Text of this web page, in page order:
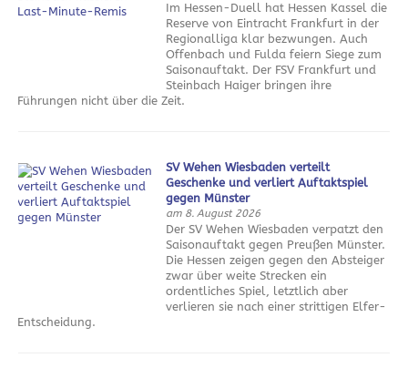
Im Hessen-Duell hat Hessen Kassel die
Reserve von Eintracht Frankfurt in der
Regionalliga klar bezwungen. Auch
Offenbach und Fulda feiern Siege zum
Saisonauftakt. Der FSV Frankfurt und
Steinbach Haiger bringen ihre
Führungen nicht über die Zeit.
SV Wehen Wiesbaden verteilt
Geschenke und verliert Auftaktspiel
gegen Münster
am 8. August 2026
Der SV Wehen Wiesbaden verpatzt den
Saisonauftakt gegen Preußen Münster.
Die Hessen zeigen gegen den Absteiger
zwar über weite Strecken ein
ordentliches Spiel, letztlich aber
verlieren sie nach einer strittigen Elfer-
Entscheidung.